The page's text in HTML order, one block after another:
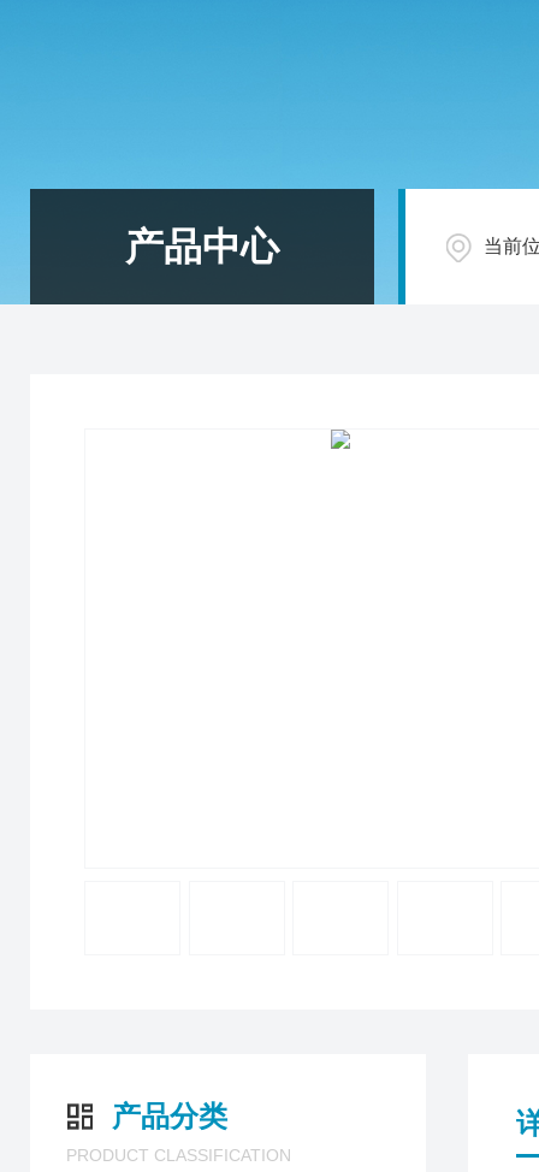
产品中心 当前
产品分类
PRODUCT CLASSIFICATION